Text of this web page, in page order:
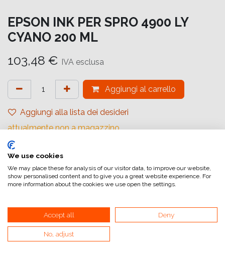
EPSON INK PER SPRO 4900 LY
CYANO 200 ML
103,48 € IVA esclusa
Aggiungi al carrello
Aggiungi alla lista dei desideri
attualmente non a magazzino
Riferimento interno:
Collegamenti utili
Home
We use cookies
We may place these for analysis of our visitor data, to improve our website,
show personalised content and to give you a great website experience. For
more information about the cookies we use open the settings.
Accept all Deny
No, adjust